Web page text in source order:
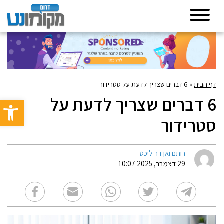
פתח
דף הבית» 6 דברים שצריך לדעת על סטרידור
6 דברים שצריך לדעת על
סטרידור
רותם ואן דר ליכט
29 דצמבר, 2025 10:07